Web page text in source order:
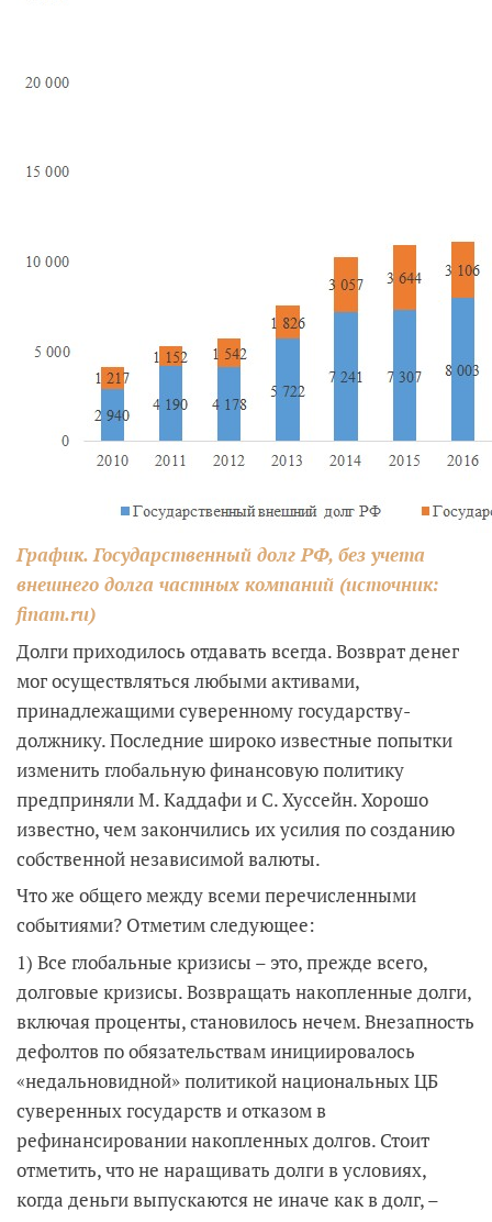
График. Государственный долг РФ, без учета
внешнего долга частных компаний (источник:
finam.ru)
Долги приходилось отдавать всегда. Возврат денег
мог осуществляться любыми активами,
принадлежащими суверенному государству-
должнику. Последние широко известные попытки
изменить глобальную финансовую политику
предприняли М. Каддафи и С. Хуссейн. Хорошо
известно, чем закончились их усилия по созданию
собственной независимой валюты.
Что же общего между всеми перечисленными
событиями? Отметим следующее:
1) Все глобальные кризисы – это, прежде всего,
долговые кризисы. Возвращать накопленные долги,
включая проценты, становилось нечем. Внезапность
дефолтов по обязательствам инициировалось
«недальновидной» политикой национальных ЦБ
суверенных государств и отказом в
рефинансировании накопленных долгов. Стоит
отметить, что не наращивать долги в условиях,
когда деньги выпускаются не иначе как в долг, –